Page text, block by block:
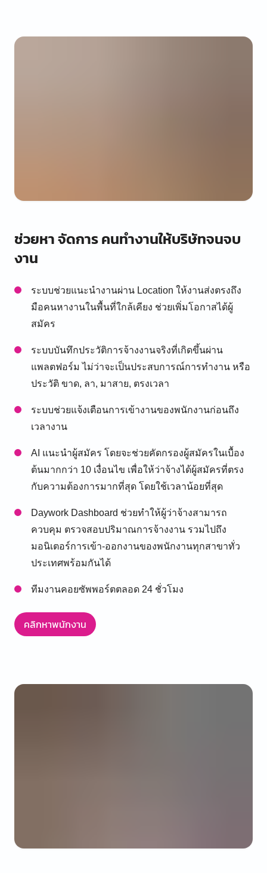
ช่วยหา จัดการ คนทำงานให้บริษัทจนจบ
งาน
ระบบช่วยแนะนำงานผ่าน Location ให้งานส่งตรงถึง
มือคนหางานในพื้นที่ใกล้เคียง ช่วยเพิ่มโอกาสได้ผู้
สมัคร
ระบบบันทึกประวัติการจ้างงานจริงที่เกิดขึ้นผ่าน
แพลตฟอร์ม ไม่ว่าจะเป็นประสบการณ์การทำงาน หรือ
ประวัติ ขาด, ลา, มาสาย, ตรงเวลา
ระบบช่วยแจ้งเตือนการเข้างานของพนักงานก่อนถึง
เวลางาน
AI แนะนำผู้สมัคร โดยจะช่วยคัดกรองผู้สมัครในเบื้อง
ต้นมากกว่า 10 เงื่อนไข เพื่อให้ว่าจ้างได้ผู้สมัครที่ตรง
กับความต้องการมากที่สุด โดยใช้เวลาน้อยที่สุด
Daywork Dashboard ช่วยทำให้ผู้ว่าจ้างสามารถ
ควบคุม ตรวจสอบปริมาณการจ้างงาน รวมไปถึง
มอนิเตอร์การเข้า-ออกงานของพนักงานทุกสาขาทั่ว
ประเทศพร้อมกันได้
ทีมงานคอยซัพพอร์ตตลอด 24 ชั่วโมง
คลิกหาพนักงาน